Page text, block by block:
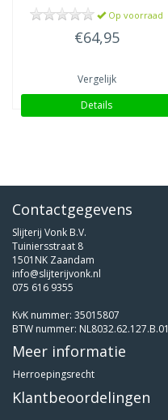
Op voorraad
€64,95
Vergelijk
Details
Contactgegevens
Slijterij Vonk B.V.
Tuiniersstraat 8
1501NK Zaandam
info@slijterijvonk.nl
075 616 9355
KvK nummer: 35015807
BTW nummer: NL8032.62.127.B.01
Meer informatie
Herroepingsrecht
Klantbeoordelingen